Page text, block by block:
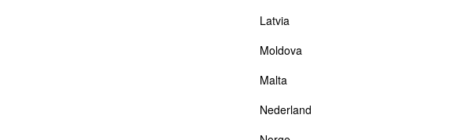
Latvia
Moldova
Malta
Nederland